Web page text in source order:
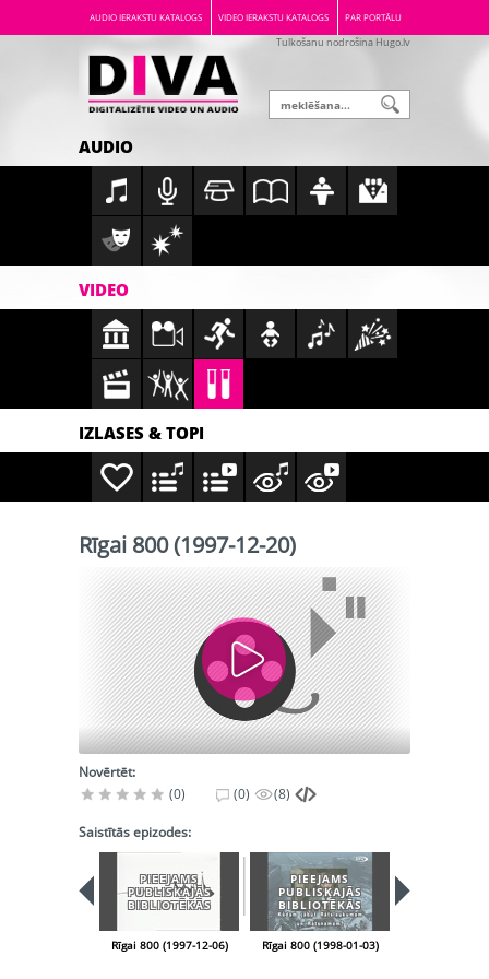
AUDIO IERAKSTU KATALOGS VIDEO IERAKSTU KATALOGS PAR PORTĀLU
Tulkošanu nodrošina Hugo.lv
AUDIO
VIDEO
IZLASES & TOPI
Rīgai 800 (1997-12-20)
Novērtēt:
(0)
(0) (8)
Saistītās epizodes:
PIEEJAMS
PUBLISKAJĀS
BIBLIOTĒKĀS
Rīgai 800 (1997-12-06)
PIEEJAMS
PUBLISKAJĀS
BIBLIOTĒKĀS
Rīgai 800 (1998-01-03)